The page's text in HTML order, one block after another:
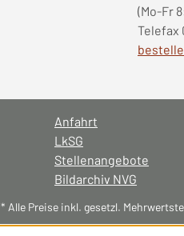
(Mo-Fr
Telefax
Anfahrt
LkSG
Stellenangebote
Bildarchiv NVG
* Alle Preise inkl. gesetzl.